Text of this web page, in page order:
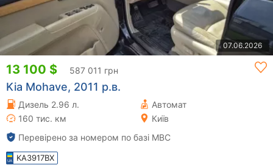
07.06.2026
13 100 $ 587 011 грн
Kia Mohave, 2011 р.в.
Дизель 2.96 л.
Автомат
160 тис. км
Київ
Перевірено за номером по базі МВС
KA3917BX